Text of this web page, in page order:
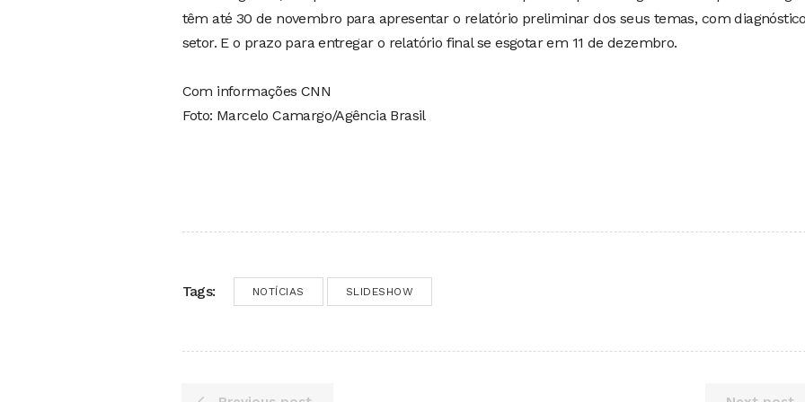
têm até 30 de novembro para apresentar o relatório preliminar dos seus temas, com
setor. E o prazo para entregar o relatório final se esgotar em 11 de dezembro.
Com informações CNN
Foto: Marcelo Camargo/Agência Brasil
Tags: NOTÍCIAS SLIDESHOW